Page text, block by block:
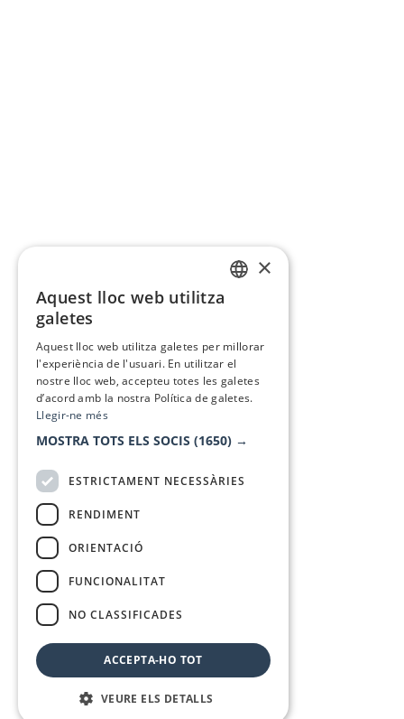
×
Aquest lloc web utilitza
galetes
Aquest lloc web utilitza galetes per millorar
l'experiència de l'usuari. En utilitzar el
nostre lloc web, accepteu totes les galetes
d’acord amb la nostra Política de galetes.
Llegir-ne més
MOSTRA TOTS ELS SOCIS (1650) →
ESTRICTAMENT NECESSÀRIES
RENDIMENT
ORIENTACIÓ
FUNCIONALITAT
NO CLASSIFICADES
ACCEPTA-HO TOT
VEURE ELS DETALLS